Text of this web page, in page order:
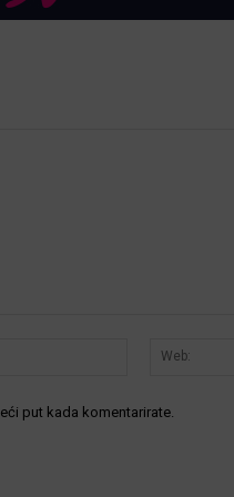
Email:*
put kada komentarirate.